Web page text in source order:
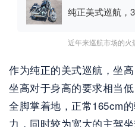
纯正美式巡航，
作为纯正的美式巡航，坐
坐高对于身高的要求相当
全脚掌着地，正常165cm
力，同时较为宽大的主驾